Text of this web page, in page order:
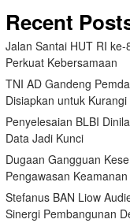
Recent
Jalan Santai HUT RI
Perkuat Kebersamaan
TNI AD Gandeng
Disiapkan untuk
Penyelesaian BLBI
Data Jadi Kunci
Dugaan Gangguan
Pengawasan
Stefanus BAN Liow
Sinergi Pembangunan